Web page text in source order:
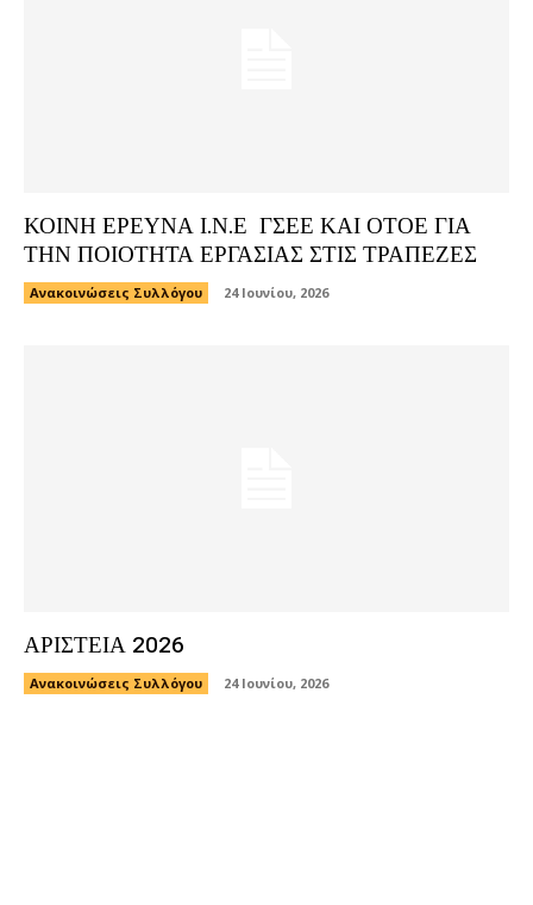
ΚΟΙΝΗ ΕΡΕΥΝΑ Ι.Ν.Ε ΓΣΕΕ ΚΑΙ ΟΤΟΕ ΓΙΑ
ΤΗΝ ΠΟΙΟΤΗΤΑ ΕΡΓΑΣΙΑΣ ΣΤΙΣ ΤΡΑΠΕΖΕΣ
Ανακοινώσεις Συλλόγου 24 Ιουνίου, 2026
ΑΡΙΣΤΕΙΑ 2026
Ανακοινώσεις Συλλόγου 24 Ιουνίου, 2026